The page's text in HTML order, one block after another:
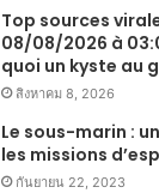
Top sources
08/08/2026 à
quoi un kyste au
สิงหาคม 8, 2026
Le sous-marin :
les missions
กันยายน 22, 2023